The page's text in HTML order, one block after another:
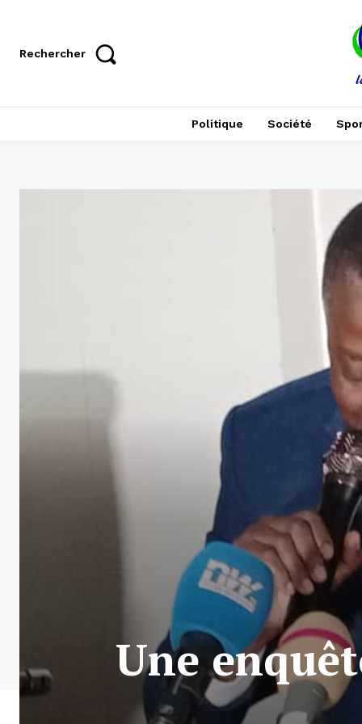
Rechercher
Politique Société
Une